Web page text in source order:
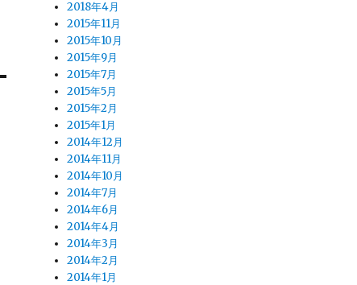
2018年4月
2015年11月
2015年10月
2015年9月
2015年7月
2015年5月
2015年2月
2015年1月
2014年12月
2014年11月
2014年10月
2014年7月
2014年6月
2014年4月
2014年3月
2014年2月
2014年1月